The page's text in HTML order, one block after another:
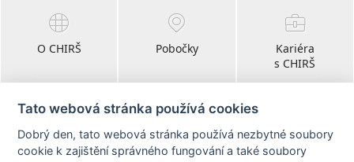
O CHIRŠ Pobočky
Kariéra
s CHIRŠ
Blog
Tato webová stránka používá cookies
Dobrý den, tato webová stránka používá nezbytné soubory
cookie k zajištění správného fungování a také soubory